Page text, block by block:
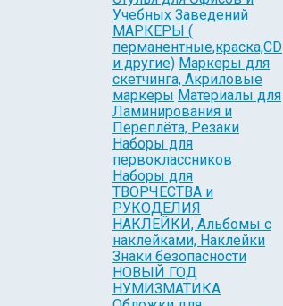
Учебных Заведений
МАРКЕРЫ (
перманентные,краска,CD
и другие) Маркеры для
скетчинга, Акриловые
маркеры Материалы для
Ламинирования и
Переплёта, Резаки
Наборы для
первоклассников
Наборы для
ТВОРЧЕСТВА и
РУКОДЕЛИЯ
НАКЛЕЙКИ, Альбомы с
наклейками, Наклейки
Знаки безопасности
НОВЫЙ ГОД
НУМИЗМАТИКА